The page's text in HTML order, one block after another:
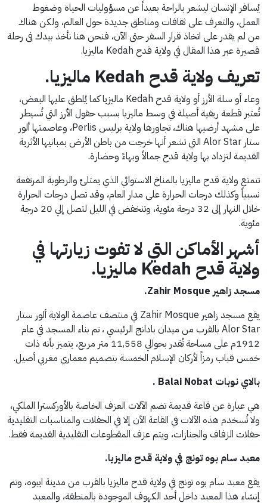
يُسافر الإنسان ليشعر بالراحة بعيداً عن مسؤوليات الحياة وضغوط
العمل، والتعرف على ثقافات ومناطق جديدة حول العالم، ولكن هناك
من لم يقدر على اتخاذ قرار السفر حتى الآن، فنحن هنا نأخذ بيدك فى رحلة
قصيرة عبر هذا المقال في ولاية قدح Kedah ماليزيا.
تعريف ولاية قدح Kedah ماليزيا.
وعاء أو سلة الأرز أو ولاية قدح Kedah ماليزيا كما يُلطق عليها البعض،
تُعتبر قطعة ريفية أصيلة في وسط ماليزيا بسبب حقول الأرز التي تُسيطر
على مشهد أرضيها هناك، تجاورها ولاية برليس Perlis، وعاصمتها ألور
ستار Alor Star التي تشعر أنها خرجت من باطن الأرض بمبانيها الأثرية
القديمة لتزداد بها ولاية قدح جمالاً وبهاءً وحضارة.
تتمتع ولاية قدح ماليزيا بالمناخ الاستوائي الذي يمتلئ والرطوبة المرتفعة
نسبياً وكذلك درجات الحرارة على مدار العام، وقد تصل درجات الحرارة
خلال النهار إلى 32 درجة مئوية، وتنخفض في الليل لتصل إلي 20 درجة
مئوية.
أشهر الأماكن التي لا تفوت زيارتها في
ولاية قدح Kedah ماليزيا.
مسجد زاهير Zahir Mosque.
يقع مسجد زاهير Zahir Mosque في منتصف عاصمة الولاية ألور ستار
Alor Star بالقرب من ميدان بادانج الرئيسي ، تم بناء المسجد في عام
1912م على مساحة تُقدر بحوالي 11,558 متر مربع، يتميز بأنه ذات
خمس قباب رمزاً لأركان الإسلام الخمسة بتصميم معماري مغربي أصيل.
بالاي نوبات Balai Nobat .
هي عبارة عن قاعة قديمة تضم الآلات العزف الخاصة بالأوركسترا الملكي،
ولا تُسخدم هذه الآلات في القاعة الآن إلا في الحفلات والمناسبات التقليدية
حفلات الزفاف والجنازات، ويتم عزف المقطوعات التقليدية القديمة فقط.
معبد سام بوه تونج في ولاية قدح ماليزيا.
يقع معبد سام بوه تونج في ولاية قدح ماليزيا بالقرب من مدينة ايبوه، وتم
إنشاء هذا المعبد داخل أحد الكهوف الموجودة بالمنطقة، والمعبد